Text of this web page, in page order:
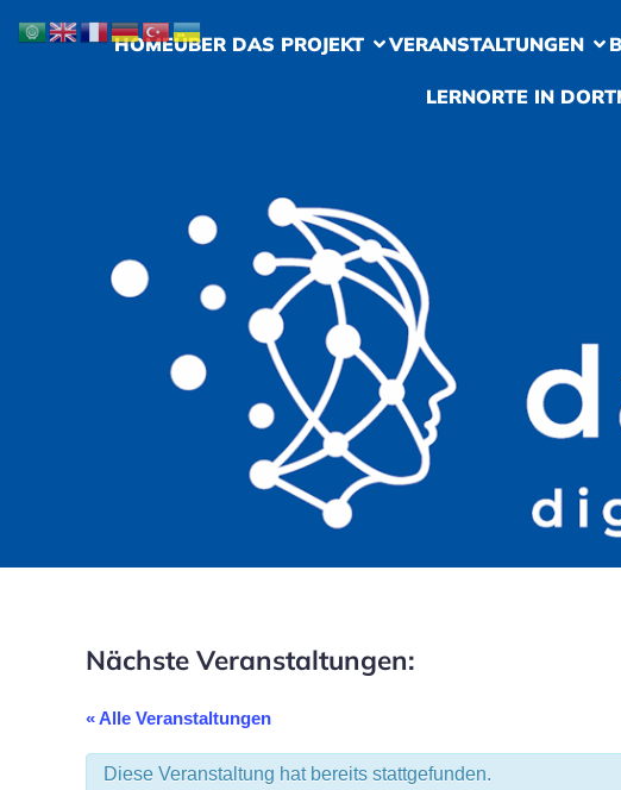
HOMEÜBER DAS PROJEKT VERANSTALTUNGEN
LERNORTE IN
Nächste Veranstaltungen:
« Alle Veranstaltungen
Diese Veranstaltung hat bereits stattgefunden.